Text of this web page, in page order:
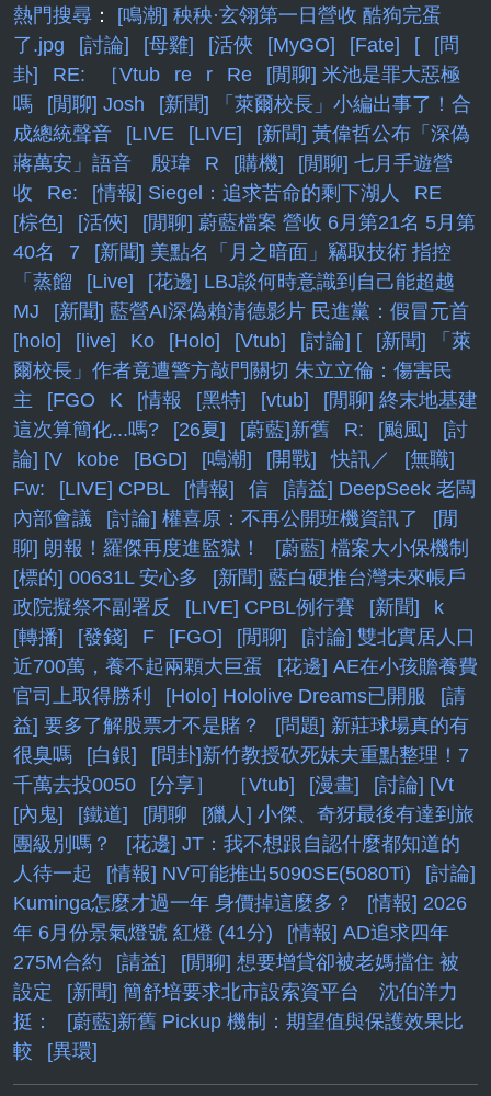
熱門搜尋 ： [鳴潮] 秧秧·玄翎第一日營收 酷狗完蛋
了.jpg
[討論] [母雞] [活俠 [MyGO] [Fate] [
[問
卦]
RE: ［Vtub re r Re
[閒聊] 米池是罪大惡極
嗎
[閒聊] Josh
[新聞] 「萊爾校長」小編出事了！合
成總統聲音
[LIVE [LIVE]
[新聞] 黃偉哲公布「深偽
蔣萬安」語音 殷瑋
R [購機]
[閒聊] 七月手遊營
收
Re: [情報] Siegel：追求苦命的剩下湖人
RE
[棕色]
[活俠]
[閒聊] 蔚藍檔案 營收 6月第21名 5月第
40名
7
[新聞] 美點名「月之暗面」竊取技術 指控
「蒸餾
[Live]
[花邊] LBJ談何時意識到自己能超越
MJ
[新聞] 藍營AI深偽賴清德影片 民進黨：假冒元首
[holo]
[live] Ko [Holo] [Vtub] [討論] [
[新聞] 「萊
爾校長」作者竟遭警方敲門關切 朱立立倫：傷害民
主
[FGO K [情報 [黑特] [vtub]
[閒聊] 終末地基建
這次算簡化...嗎?
[26夏] [蔚藍]新舊 R: [颱風]
[討
論] [V
kobe [BGD] [鳴潮] [開戰] 快訊／
[無職]
Fw:
[LIVE] CPBL [情報] 信
[請益] DeepSeek 老闆
內部會議
[討論] 權喜原：不再公開班機資訊了
[閒
聊] 朗報！羅傑再度進監獄！
[蔚藍] 檔案大小保機制
[標的] 00631L 安心多
[新聞] 藍白硬推台灣未來帳戶
政院擬祭不副署反
[LIVE] CPBL例行賽 [新聞]
k
[轉播]
[發錢] F [FGO] [閒聊]
[討論] 雙北實居人口
近700萬，養不起兩顆大巨蛋
[花邊] AE在小孩贍養費
官司上取得勝利
[Holo] Hololive Dreams已開服
[請
益] 要多了解股票才不是賭？
[問題] 新莊球場真的有
很臭嗎
[白銀]
[問卦]新竹教授砍死妹夫重點整理！7
千萬去投0050
[分享］ ［Vtub] [漫畫]
[討論] [Vt
[內鬼]
[鐵道] [閒聊
[獵人] 小傑、奇犽最後有達到旅
團級別嗎？
[花邊] JT：我不想跟自認什麼都知道的
人待一起
[情報] NV可能推出5090SE(5080Ti)
[討論]
Kuminga怎麼才過一年 身價掉這麼多？
[情報] 2026
年 6月份景氣燈號 紅燈 (41分)
[情報] AD追求四年
275M合約
[請益]
[閒聊] 想要增貸卻被老媽擋住 被
設定
[新聞] 簡舒培要求北市設索資平台 沈伯洋力
挺：
[蔚藍]新舊 Pickup 機制：期望值與保護效果比
較
[異環]